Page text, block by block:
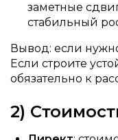
заметные
стабильный
Вывод: если
Если строите
обязательно к
2)